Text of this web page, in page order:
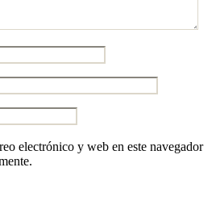
electrónico y web en este navegador